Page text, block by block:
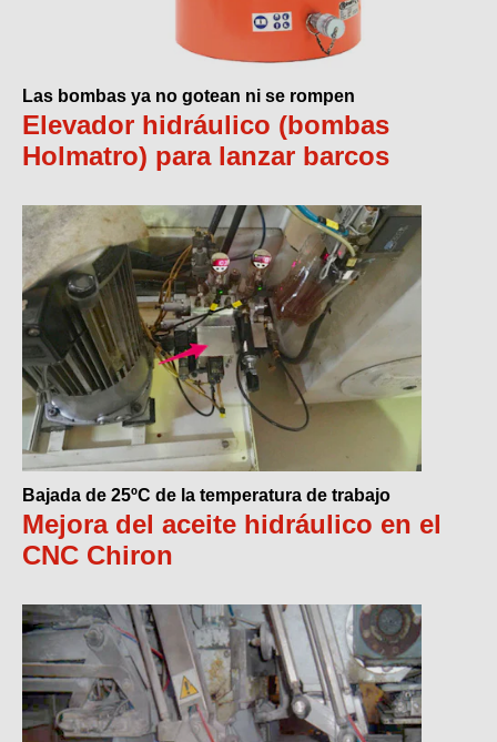
Las bombas ya no gotean ni se rompen
Elevador hidráulico (bombas
Holmatro) para lanzar barcos
Bajada de 25ºC de la temperatura de trabajo
Mejora del aceite hidráulico en el
CNC Chiron